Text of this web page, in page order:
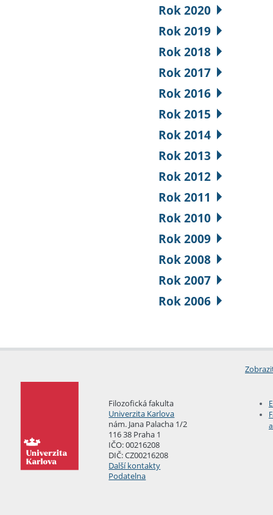
Rok 2020
Rok 2019
Rok 2018
Rok 2017
Rok 2016
Rok 2015
Rok 2014
Rok 2013
Rok 2012
Rok 2011
Rok 2010
Rok 2009
Rok 2008
Rok 2007
Rok 2006
Filozofická fakulta
Univerzita Karlova
nám. Jana Palacha 1/2
116 38 Praha 1
IČO: 00216208
DIČ: CZ00216208
Další kontakty
Podatelna